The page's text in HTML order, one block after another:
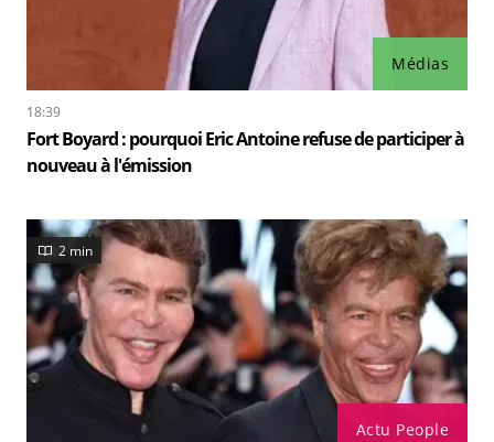
Médias
18:39
Fort Boyard : pourquoi Eric Antoine refuse de participer à
nouveau à l'émission
Actu People
2 min